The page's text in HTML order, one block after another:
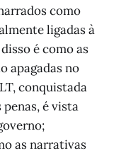
como
ligadas à
é como as
apagadas no
conquistada
é vista
as narrativas